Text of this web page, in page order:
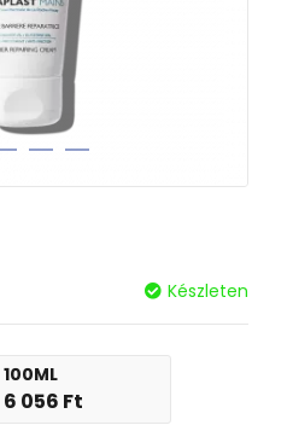
Készleten
100ML
6 056 Ft